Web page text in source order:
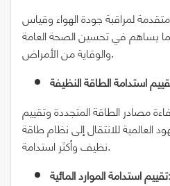
لمراقبة جودة الهواء وقياس
يساهم في تحسين الصحة العامة
والوقاية من الأمراض.
استدامة الطاقة النظيفة
مصادر الطاقة المتجددة وتقييم
العالمية للانتقال إلى نظام طاقة
نظيف وأكثر استدامة.
تقييم استدامة الموارد المائية: